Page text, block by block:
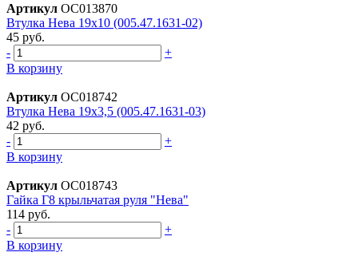
Артикул ОС013870
Втулка Нева 19х10 (005.47.1631-02)
45 руб.
-
+
В корзину
Артикул ОС018742
Втулка Нева 19х3,5 (005.47.1631-03)
42 руб.
-
+
В корзину
Артикул ОС018743
Гайка Г8 крыльчатая руля "Нева"
114 руб.
-
+
В корзину